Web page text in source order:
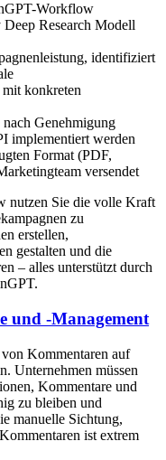
Workflow
Research Modell
identifiziert
konkreten
Genehmigung
implementiert werden
Format (PDF,
versendet
nutzen Sie die volle Kraft
zu
erstellen,
gestalten und die
– alles unterstützt durch
und -Management
Kommentaren auf
Unternehmen müssen
Kommentare und
zu bleiben und
manuelle Sichtung,
ist extrem